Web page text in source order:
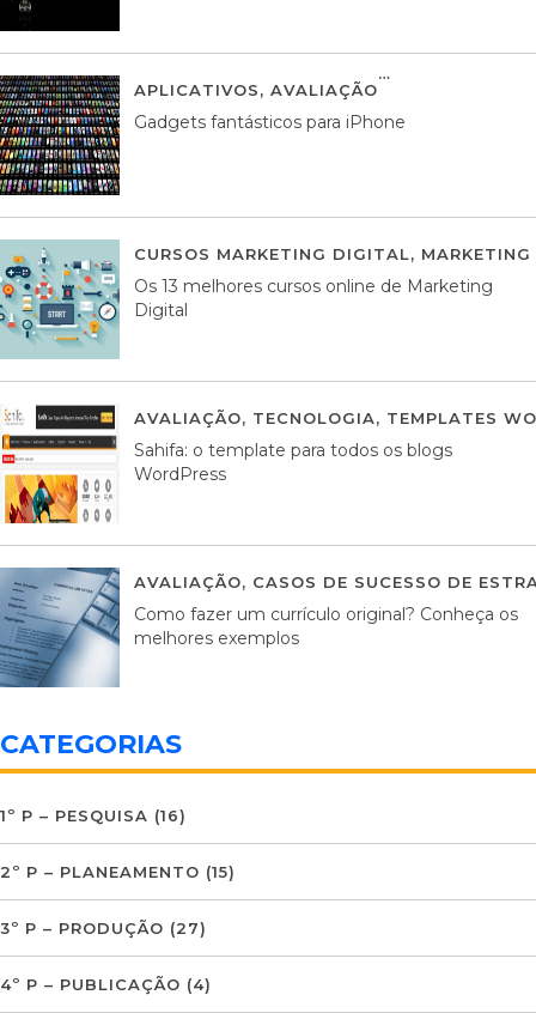
APLICATIVOS, AVALIAÇÃO
Gadgets fantásticos para iPhone
CURSOS MARKETING DIGITAL,
Os 13 melhores cursos online de Marketing
Digital
AVALIAÇÃO, TECNOLOGIA, TEMPLATES
Sahifa: o template para todos os blogs
WordPress
AVALIAÇÃO, CASOS DE SUCESSO DE
Como fazer um currículo original? Conheça os
melhores exemplos
CATEGORIAS
1º P – PESQUISA (16)
2º P – PLANEAMENTO (15)
3º P – PRODUÇÃO (27)
4º P – PUBLICAÇÃO (4)